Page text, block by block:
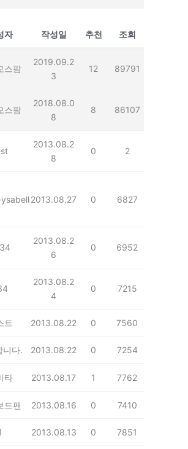
자 작성일 추천 조회
스팜
2019.09.2
3
12 89791
스팜
2018.08.0
8
8 86107
2013.08.2
8
0 2
2013.08.27 0 6827
2013.08.2
6
0 6952
2013.08.2
4
0 7215
트 2013.08.22 0 7560
니다. 2013.08.22 0 7254
타 2013.08.17 1 7762
드팬 2013.08.16 0 7410
2013.08.13 0 7851